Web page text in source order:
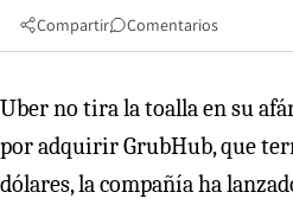
Compartir Comentarios
Uber no tira la toalla en su
por adquirir GrubHub, que
dólares, la compañía ha